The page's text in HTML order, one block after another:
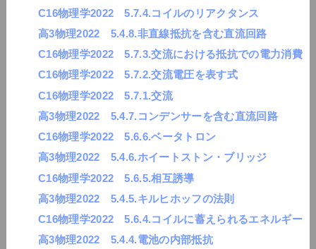
C16物理学2022 5.7.4.コイルのリアクタンス
高3物理2022 5.4.8.非直線抵抗を含む直流回路
C16物理学2022 5.7.3.交流における抵抗での電力消費
C16物理学2022 5.7.2.交流電圧を表す式
C16物理学2022 5.7.1.交流
高3物理2022 5.4.7.コンデンサーを含む直流回路
C16物理学2022 5.6.6.ベータトロン
高3物理2022 5.4.6.ホイートストン・ブリッジ
C16物理学2022 5.6.5.相互誘導
高3物理2022 5.4.5.キルヒホッフの法則
C16物理学2022 5.6.4.コイルに蓄えられるエネルギー
高3物理2022 5.4.4.電池の内部抵抗